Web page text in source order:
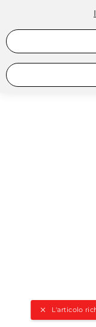
L'articolo